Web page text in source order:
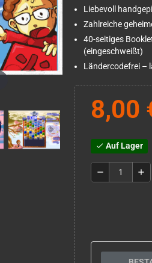
Liebevoll
Zahlreiche
40-seitiges
(eingeschweißt)
Ländercodefrei –
8,00
check Auf Lager
remove add